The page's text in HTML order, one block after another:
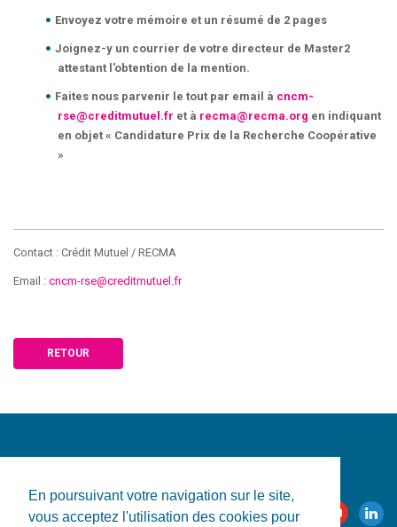
En poursuivant votre navigation sur le site,
vous acceptez l'utilisation des cookies pour
Envoyez votre mémoire et un résumé de 2 pages
Joignez-y un courrier de votre directeur de Master2
attestant l'obtention de la mention.
Faites nous parvenir le tout par email à cncm-
rse@creditmutuel.fr et à recma@recma.org en indiquant
en objet « Candidature Prix de la Recherche Coopérative
»
Contact : Crédit Mutuel / RECMA
Email : cncm-rse@creditmutuel.fr
RETOUR